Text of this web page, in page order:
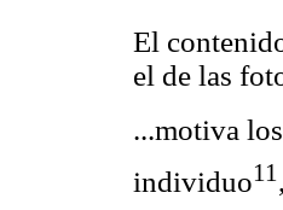
El
el de las
...motiva
individuo11